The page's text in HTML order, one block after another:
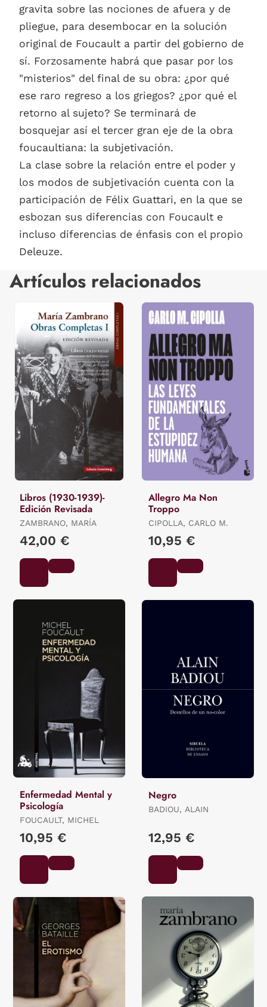
gravita sobre las nociones de afuera y de
pliegue, para desembocar en la solución
original de Foucault a partir del gobierno de
sí. Forzosamente habrá que pasar por los
"misterios" del final de su obra: ¿por qué
ese raro regreso a los griegos? ¿por qué el
retorno al sujeto? Se terminará de
bosquejar así el tercer gran eje de la obra
foucaultiana: la subjetivación.
La clase sobre la relación entre el poder y
los modos de subjetivación cuenta con la
participación de Félix Guattari, en la que se
esbozan sus diferencias con Foucault e
incluso diferencias de énfasis con el propio
Deleuze.
Artículos relacionados
Libros (1930-1939)-
Edición Revisada
ZAMBRANO, MARÍA
42,00 €
Allegro Ma Non
Troppo
CIPOLLA, CARLO M.
10,95 €
Enfermedad Mental y
Psicología
FOUCAULT, MICHEL
10,95 €
Negro
BADIOU, ALAIN
12,95 €